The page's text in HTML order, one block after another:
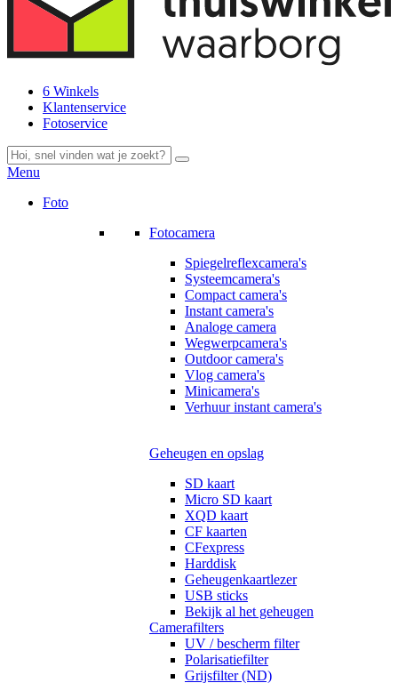
6 Winkels
Klantenservice
Fotoservice
Menu
Foto
Fotocamera
Spiegelreflexcamera's
Systeemcamera's
Compact camera's
Instant camera's
Analoge camera
Wegwerpcamera's
Outdoor camera's
Vlog camera's
Minicamera's
Verhuur instant camera's
Geheugen en opslag
SD kaart
Micro SD kaart
XQD kaart
CF kaarten
CFexpress
Harddisk
Geheugenkaartlezer
USB sticks
Bekijk al het geheugen
Camerafilters
UV / bescherm filter
Polarisatiefilter
Grijsfilter (ND)